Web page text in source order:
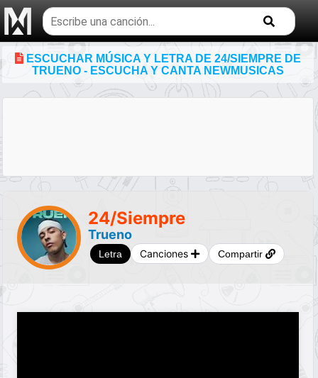
Buscar
temas
musicales
ESCUCHAR MÚSICA Y LETRA DE 24/SIEMPRE DE
TRUENO - ESCUCHA Y CANTA NEWMUSICAS
24/Siempre
Trueno
Letra Canciones Compartir